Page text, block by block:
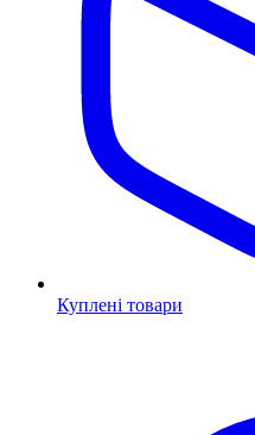
Куплені товари